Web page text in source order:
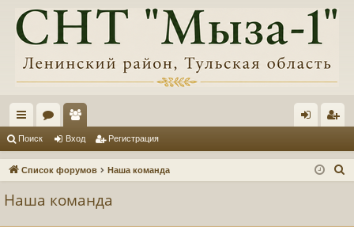
с
ы ум
ол
ьз д ис
Поиск Вход Регистрация
Список форумов Наша команда
Наша команда